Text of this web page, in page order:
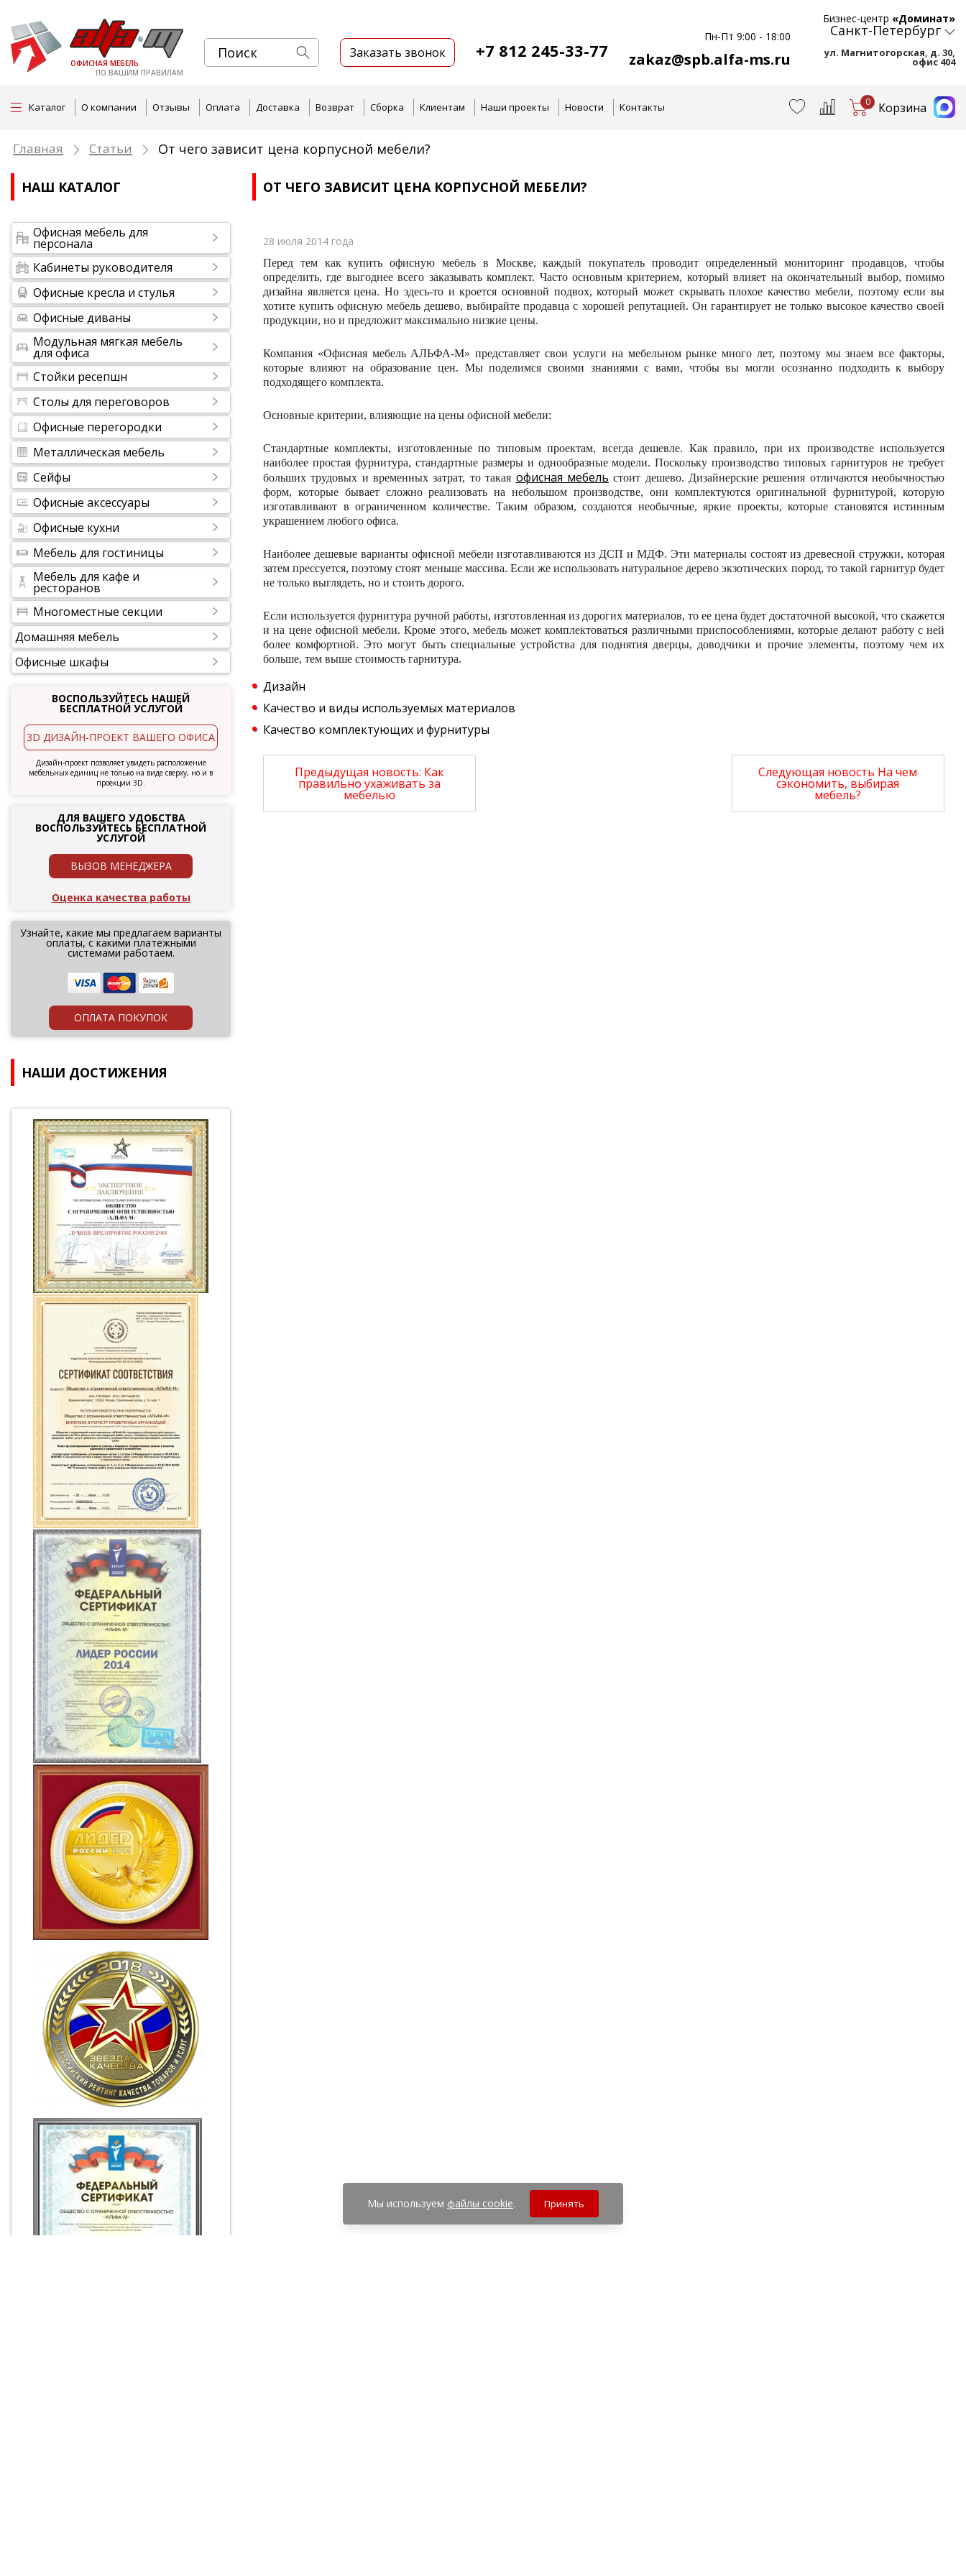
ОФИСНАЯ МЕБЕЛЬ
ПО ВАШИМ ПРАВИЛАМ
Заказать звонок +7 812 245-33-77
Пн-Пт 9:00 - 18:00
zakaz@spb.alfa-ms.ru
Бизнес-центр «Доминат»
Санкт-Петербург
ул. Магнитогорская, д. 30,
офис 404
Каталог О компании Отзывы Оплата Доставка Возврат Сборка Клиентам Наши проекты Новости Контакты 0 Корзина
Главная Статьи От чего зависит цена корпусной мебели?
НАШ КАТАЛОГ
Офисная мебель для
персонала
Кабинеты руководителя
Офисные кресла и стулья
Офисные диваны
Модульная мягкая мебель
для офиса
Стойки ресепшн
Столы для переговоров
Офисные перегородки
Металлическая мебель
Сейфы
Офисные аксессуары
Офисные кухни
Мебель для гостиницы
Мебель для кафе и
ресторанов
Многоместные секции
Домашняя мебель
Офисные шкафы
ВОСПОЛЬЗУЙТЕСЬ НАШЕЙ
БЕСПЛАТНОЙ УСЛУГОЙ
3D ДИЗАЙН-ПРОЕКТ ВАШЕГО ОФИСА
Дизайн-проект позволяет увидеть расположение
мебельных единиц не только на виде сверху, но и в
проекции 3D.
ДЛЯ ВАШЕГО УДОБСТВА
ВОСПОЛЬЗУЙТЕСЬ БЕСПЛАТНОЙ
УСЛУГОЙ
ВЫЗОВ МЕНЕДЖЕРА
Оценка качества работы
Узнайте, какие мы предлагаем варианты
оплаты, с какими платежными
системами работаем.
ОПЛАТА ПОКУПОК
НАШИ ДОСТИЖЕНИЯ
ОТ ЧЕГО ЗАВИСИТ ЦЕНА КОРПУСНОЙ МЕБЕЛИ?
28 июля 2014 года
Перед тем как купить офисную мебель в Москве, каждый покупатель проводит определенный мониторинг продавцов, чтобы
определить, где выгоднее всего заказывать комплект. Часто основным критерием, который влияет на окончательный выбор, помимо
дизайна является цена. Но здесь-то и кроется основной подвох, который может скрывать плохое качество мебели, поэтому если вы
хотите купить офисную мебель дешево, выбирайте продавца с хорошей репутацией. Он гарантирует не только высокое качество своей
продукции, но и предложит максимально низкие цены.
Компания «Офисная мебель АЛЬФА-М» представляет свои услуги на мебельном рынке много лет, поэтому мы знаем все факторы,
которые влияют на образование цен. Мы поделимся своими знаниями с вами, чтобы вы могли осознанно подходить к выбору
подходящего комплекта.
Основные критерии, влияющие на цены офисной мебели:
Стандартные комплекты, изготовленные по типовым проектам, всегда дешевле. Как правило, при их производстве используется
наиболее простая фурнитура, стандартные размеры и однообразные модели. Поскольку производство типовых гарнитуров не требует
больших трудовых и временных затрат, то такая офисная мебель стоит дешево. Дизайнерские решения отличаются необычностью
форм, которые бывает сложно реализовать на небольшом производстве, они комплектуются оригинальной фурнитурой, которую
изготавливают в ограниченном количестве. Таким образом, создаются необычные, яркие проекты, которые становятся истинным
украшением любого офиса.
Наиболее дешевые варианты офисной мебели изготавливаются из ДСП и МДФ. Эти материалы состоят из древесной стружки, которая
затем прессуется, поэтому стоят меньше массива. Если же использовать натуральное дерево экзотических пород, то такой гарнитур будет
не только выглядеть, но и стоить дорого.
Если используется фурнитура ручной работы, изготовленная из дорогих материалов, то ее цена будет достаточной высокой, что скажется
и на цене офисной мебели. Кроме этого, мебель может комплектоваться различными приспособлениями, которые делают работу с ней
более комфортной. Это могут быть специальные устройства для поднятия дверцы, доводчики и прочие элементы, поэтому чем их
больше, тем выше стоимость гарнитура.
Дизайн
Качество и виды используемых материалов
Качество комплектующих и фурнитуры
Предыдущая новость: Как
правильно ухаживать за
мебелью
Следующая новость На чем
сэкономить, выбирая
мебель?
Мы используем файлы cookie. Принять